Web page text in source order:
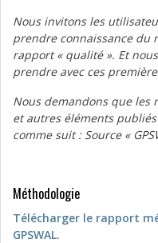
Nous invitons les
prendre connaissance du
rapport « qualité ». Et
prendre avec ces
Nous demandons que les
et autres éléments publiés
comme suit : Source «
Méthodologie
Télécharger le rapport
GPSWAL.